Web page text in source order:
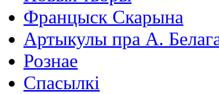
Францыск Скарына
Артыкулы пра А.
Рознае
Спасылкі